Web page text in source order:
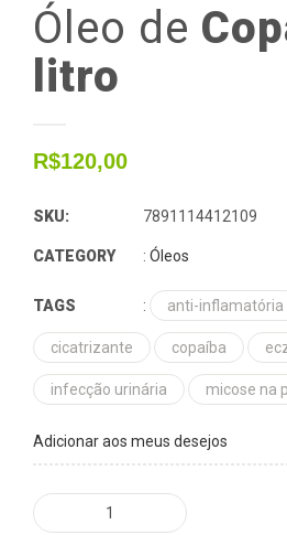
Óleo de
litro
R$120,00
SKU: 7891114412109
CATEGORY : Óleos
TAGS : anti-inflamatória
cicatrizante copaíba
infecção urinária micose na
Adicionar aos meus desejos